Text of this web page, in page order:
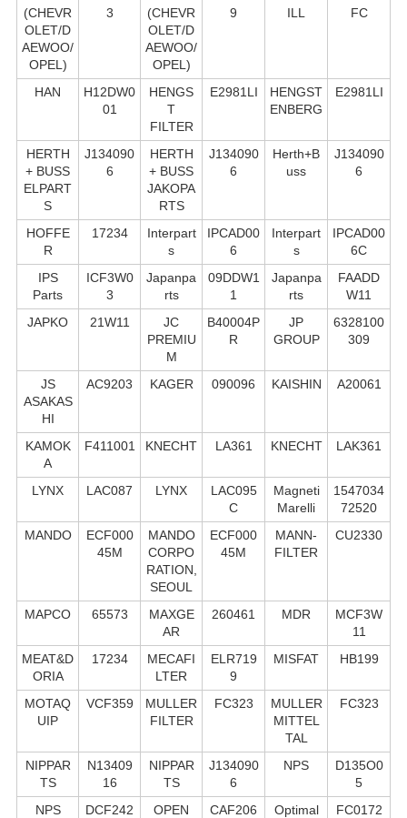
(CHEVR
OLET/D
AEWOO/
OPEL)
3
(CHEVR
OLET/D
AEWOO/
OPEL)
9
ILL
FC
HAN
H12DW0
01
HENGS
T
FILTER
E2981LI
HENGST
ENBERG
E2981LI
HERTH
+ BUSS
ELPART
S
J134090
6
HERTH
+ BUSS
JAKOPA
RTS
J134090
6
Herth+B
uss
J134090
6
HOFFE
R
17234
Interpart
s
IPCAD00
6
Interpart
s
IPCAD00
6C
IPS
Parts
ICF3W0
3
Japanpa
rts
09DDW1
1
Japanpa
rts
FAADD
W11
JAPKO
21W11
JC
PREMIU
M
B40004P
R
JP
GROUP
6328100
309
JS
ASAKAS
HI
AC9203 KAGER 090096 KAISHIN A20061
KAMOK
A
F411001 KNECHT LA361 KNECHT LAK361
LYNX LAC087 LYNX
LAC095
C
Magneti
Marelli
1547034
72520
MANDO
ECF000
45M
MANDO
CORPO
RATION,
SEOUL
ECF000
45M
MANN-
FILTER
CU2330
MAPCO 65573
MAXGE
AR
260461 MDR
MCF3W
11
MEAT&D
ORIA
17234
MECAFI
LTER
ELR719
9
MISFAT HB199
MOTAQ
UIP
VCF359
MULLER
FILTER
FC323
MULLER
MITTEL
TAL
FC323
NIPPAR
TS
N13409
16
NIPPAR
TS
J134090
6
NPS
D135O0
5
NPS
DCF242
OPEN
CAF206
Optimal
FC0172